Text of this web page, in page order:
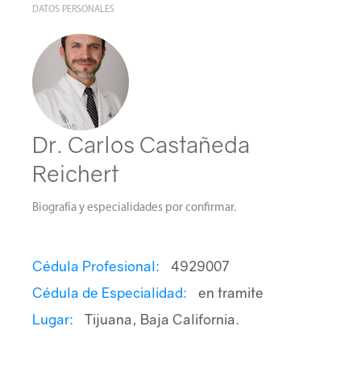
Pacientes
DATOS PERSONALES
Dr. Carlos Castañeda
Reichert
Biografía y especialidades por confirmar.
Cédula Profesional:
4929007
Cédula de Especialidad:
en tramite
Lugar:
Tijuana, Baja California.